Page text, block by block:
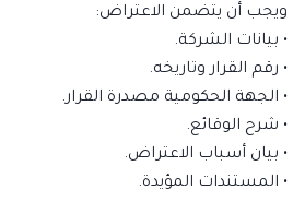
ويجب أن يتضمن الاعتراض:
• بيانات الشركة.
• رقم القرار وتاريخه.
• الجهة الحكومية مصدرة القرار.
• شرح الوقائع.
• بيان أسباب الاعتراض.
• المستندات المؤيدة.